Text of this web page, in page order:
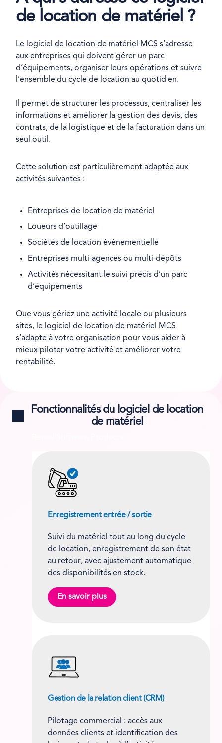
de location de matériel ?
Le logiciel de location de matériel MCS s’adresse
aux entreprises qui doivent gérer un parc
d’équipements, organiser leurs opérations et suivre
l’ensemble du cycle de location au quotidien.
Il permet de structurer les processus, centraliser les
informations et améliorer la gestion des devis, des
contrats, de la logistique et de la facturation dans un
seul outil.
Cette solution est particulièrement adaptée aux
activités suivantes :
Entreprises de location de matériel
Loueurs d’outillage
Sociétés de location événementielle
Entreprises multi-agences ou multi-dépôts
Activités nécessitant le suivi précis d’un parc
d’équipements
Que vous gériez une activité locale ou plusieurs
sites, le logiciel de location de matériel MCS
s’adapte à votre organisation pour vous aider à
mieux piloter votre activité et améliorer votre
rentabilité.
Fonctionnalités du logiciel de location
de matériel
Enregistrement entrée / sortie
Suivi du matériel tout au long du cycle
de location, enregistrement de son état
au retour, avec ajustement automatique
des disponibilités en stock.
En savoir plus
Gestion de la relation client (CRM)
Pilotage commercial : accès aux
données clients et identification des